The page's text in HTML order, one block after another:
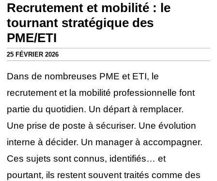
Recrutement et mobilité : le
tournant stratégique des
PME/ETI
25 FÉVRIER 2026
Dans de nombreuses PME et ETI, le
recrutement et la mobilité professionnelle font
partie du quotidien. Un départ à remplacer.
Une prise de poste à sécuriser. Une évolution
interne à décider. Un manager à accompagner.
Ces sujets sont connus, identifiés… et
pourtant, ils restent souvent traités comme des